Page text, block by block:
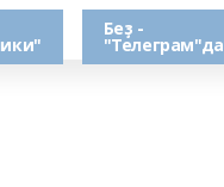
Беҙ -
"Телеграм"да